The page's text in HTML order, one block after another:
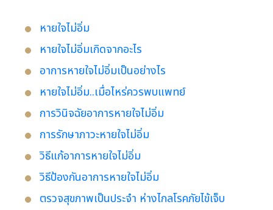
หายใจไม่อิ่ม
หายใจไม่อิ่มเกิดจากอะไร
อาการหายใจไม่อิ่มเป็นอย่างไร
หายใจไม่อิ่ม..เมื่อไหร่ควรพบแพทย์
การวินิจฉัยอาการหายใจไม่อิ่ม
การรักษาภาวะหายใจไม่อิ่ม
วิธีแก้อาการหายใจไม่อิ่ม
วิธีป้องกันอาการหายใจไม่อิ่ม
ตรวจสุขภาพเป็นประจำ ห่างไกลโรคภัยไข้เจ็บ